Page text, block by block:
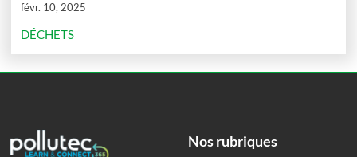
févr. 10, 2025
DÉCHETS
Nos rubriques